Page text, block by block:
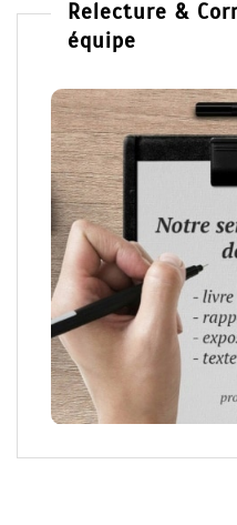
Relecture &
équipe